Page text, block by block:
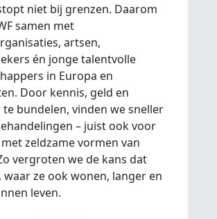
niet bij grenzen. Daarom
samen met
artsen,
én jonge talentvolle
in Europa en
Door kennis, geld en
bundelen, vinden we sneller
– juist ook voor
zeldzame vormen van
vergroten we de kans dat
waar ze ook wonen, langer en
leven.